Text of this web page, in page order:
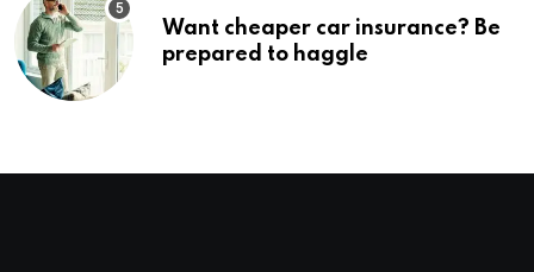
Want cheaper car insurance? Be
prepared to haggle